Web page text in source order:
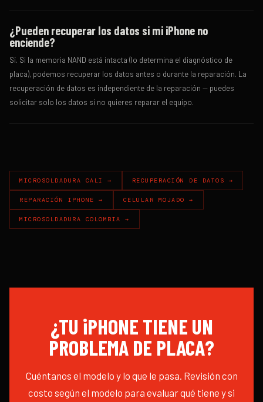
¿Pueden recuperar los datos si mi iPhone no
enciende?
Sí. Si la memoria NAND está intacta (lo determina el diagnóstico de
placa), podemos recuperar los datos antes o durante la reparación. La
recuperación de datos es independiente de la reparación — puedes
solicitar solo los datos si no quieres reparar el equipo.
MICROSOLDADURA CALI → RECUPERACIÓN DE DATOS →
REPARACIÓN IPHONE → CELULAR MOJADO →
MICROSOLDADURA COLOMBIA →
¿TU iPHONE TIENE UN
PROBLEMA DE PLACA?
Cuéntanos el modelo y lo que le pasa. Revisión con
costo según el modelo para evaluar qué tiene y si